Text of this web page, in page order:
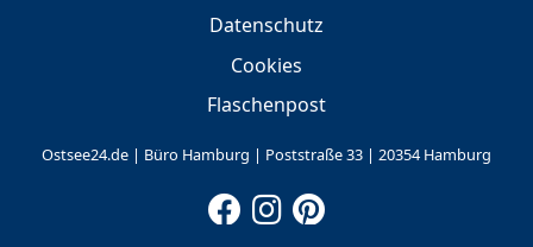
Datenschutz
Cookies
Flaschenpost
Ostsee24.de | Büro Hamburg | Poststraße 33 | 20354 Hamburg